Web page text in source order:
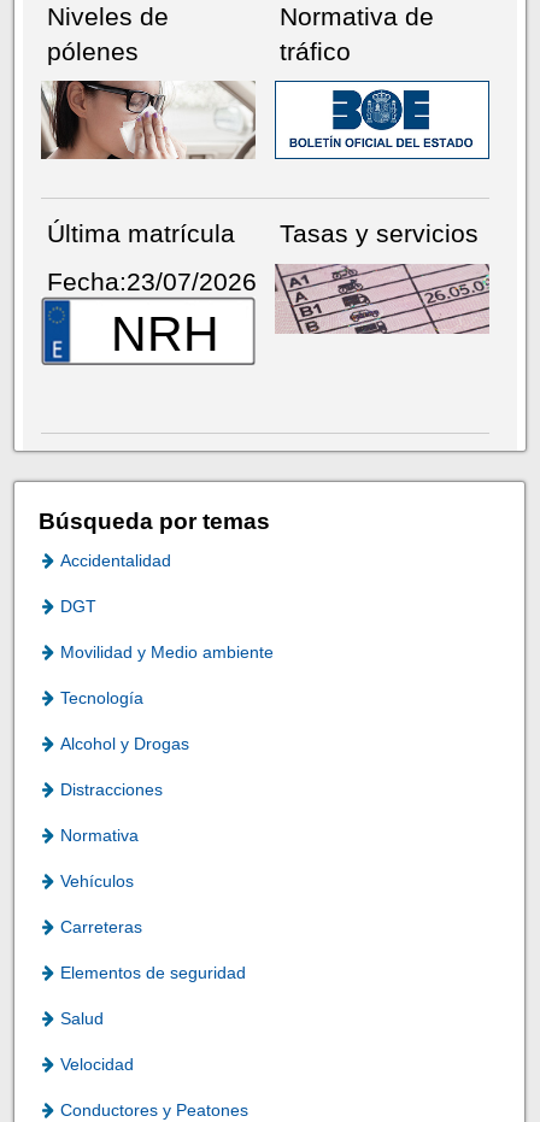
Niveles de
pólenes
Normativa de
tráfico
Última matrícula
Fecha:23/07/2026
NRH
Tasas y servicios
Búsqueda por temas
Accidentalidad
DGT
Movilidad y Medio ambiente
Tecnología
Alcohol y Drogas
Distracciones
Normativa
Vehículos
Carreteras
Elementos de seguridad
Salud
Velocidad
Conductores y Peatones